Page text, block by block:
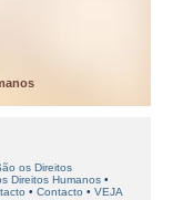
os Direitos
Direitos Humanos
Contacto
VEJA